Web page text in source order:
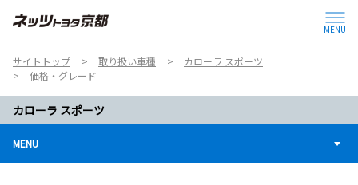
MENU
サイトトップ 取り扱い車種
カローラ スポーツ
価格・グレード
カローラ スポーツ
MENU